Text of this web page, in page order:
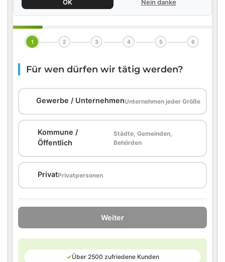
OK Nein danke
1 2 3 4 5 6
Für wen dürfen wir tätig werden?
Gewerbe / UnternehmenUnternehmen jeder Größe
Kommune /
Öffentlich
Städte, Gemeinden,
Behörden
PrivatPrivatpersonen
Weiter
✓Über 2500 zufriedene Kunden